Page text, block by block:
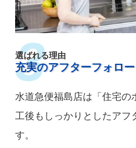
選ばれる理由
充実のアフターフォロー
水道急便福島店は「住宅の
工後もしっかりとしたアフ
す。